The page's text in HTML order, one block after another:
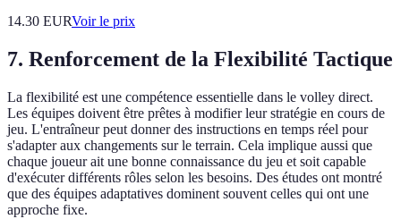
14.30 EURVoir le prix
7. Renforcement de la Flexibilité Tactique
La flexibilité est une compétence essentielle dans le volley direct.
Les équipes doivent être prêtes à modifier leur stratégie en cours de
jeu. L'entraîneur peut donner des instructions en temps réel pour
s'adapter aux changements sur le terrain. Cela implique aussi que
chaque joueur ait une bonne connaissance du jeu et soit capable
d'exécuter différents rôles selon les besoins. Des études ont montré
que des équipes adaptatives dominent souvent celles qui ont une
approche fixe.